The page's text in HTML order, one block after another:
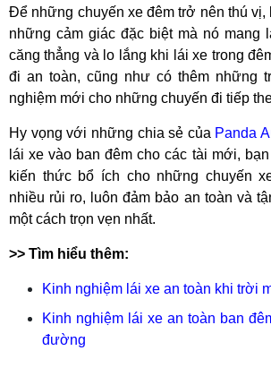
Để những chuyến xe đêm trở nên thú vị,
những cảm giác đặc biệt mà nó mang
căng thẳng và lo lắng khi lái xe trong
đi an toàn, cũng như có thêm những
nghiệm mới cho những chuyến đi tiếp
Hy vọng với những chia sẻ của Panda
lái xe vào ban đêm cho các tài mới,
kiến thức bổ ích cho những chuyến
nhiều rủi ro, luôn đảm bảo an toàn và
một cách trọn vẹn nhất.
>> Tìm hiểu thêm:
Kinh nghiệm lái xe an toàn khi trời
Kinh nghiệm lái xe an toàn ban
đường